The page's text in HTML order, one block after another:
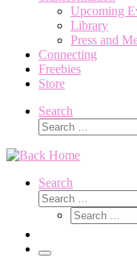
Upcoming
Library
Press and
Connecting
Freebies
Store
Search
Search
Search
Search
Search
Menu